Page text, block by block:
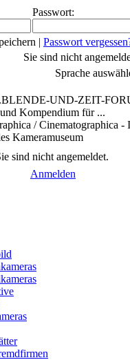
Passwort:
| Passwort
Sie sind nicht
Sprache
UND-ZEIT-
Kompendium für ...
/ Cinematographica -
Kameramuseum
sind nicht angemeldet.
Anmelden